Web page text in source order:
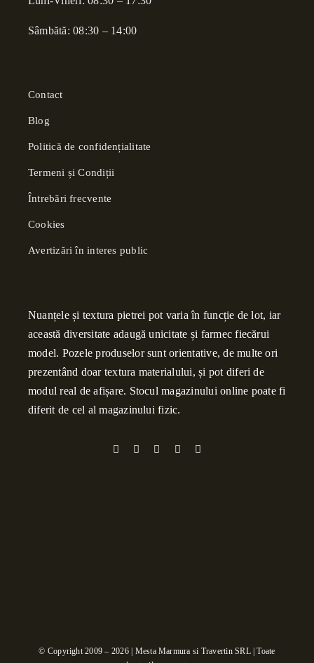
Sâmbătă: 08:30 – 14:00
Contact
Blog
Politică de confidențialitate
Termeni și Condiții
Întrebări frecvente
Cookies
Avertizări în interes public
Nuanțele și textura pietrei pot varia în funcție de lot, iar
această diversitate adaugă unicitate și farmec fiecărui
model. Pozele produselor sunt orientative, de multe ori
prezentând doar textura materialului, și pot diferi de
modul real de afișare. Stocul magazinului online poate fi
diferit de cel al magazinului fizic.
© Copyright 2009 – 2026 | Mesta Marmura si Travertin SRL | Toate